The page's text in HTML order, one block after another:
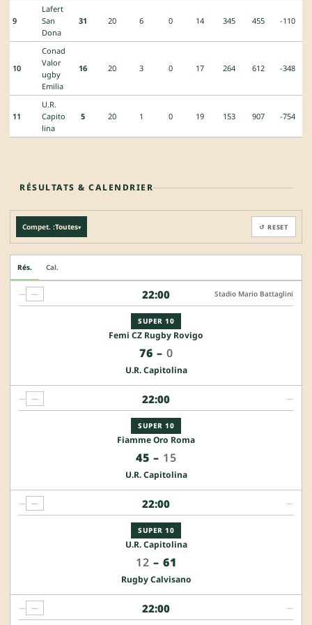
9
Lafert
San
Dona
31 20 6 0 14 345 455 -110
10
Conad
Valor
ugby
Emilia
16 20 3 0 17 264 612 -348
11
U.R.
Capito
lina
5 20 1 0 19 153 907 -754
RÉSULTATS & CALENDRIER
Compet. :Toutes▾ ↺ RESET
Rés. Cal.
22:00
SUPER 10
Femi CZ Rugby Rovigo
76 – 0
U.R. Capitolina
— — Stadio Mario Battaglini
22:00
SUPER 10
Fiamme Oro Roma
45 – 15
U.R. Capitolina
— — —
22:00
SUPER 10
U.R. Capitolina
12 – 61
Rugby Calvisano
— — —
22:00
— — —